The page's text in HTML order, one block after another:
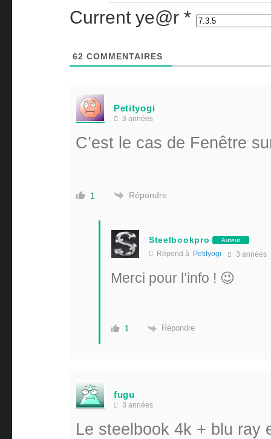
Current ye@r *
62 COMMENTAIRES
Petityogi
3 années
C’est le cas de Fenêtre
1 Répondre
Steelbookpro Auteur
Répond à Petityogi 3 années
Merci pour l’info ! 😉
1 Répondre
fugu
3 années
Le steelbook 4k + blu ray